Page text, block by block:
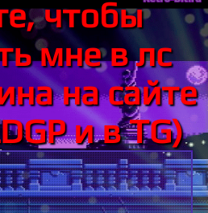
чтобы
мне в лс
на сайте
и в TG)